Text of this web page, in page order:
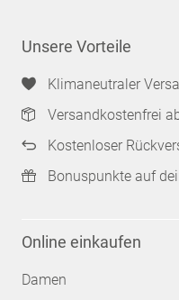
Unsere Vorteile
Klimaneutraler
Versandkostenfrei
Kostenloser
Bonuspunkte auf
Online einkaufen
Damen